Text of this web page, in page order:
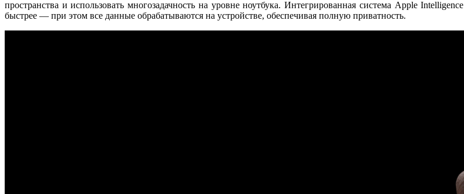
пространства и использовать многозадачность на уровне ноутбука. Интегрированная система Apple Intelligence
быстрее — при этом все данные обрабатываются на устройстве, обеспечивая полную приватность.